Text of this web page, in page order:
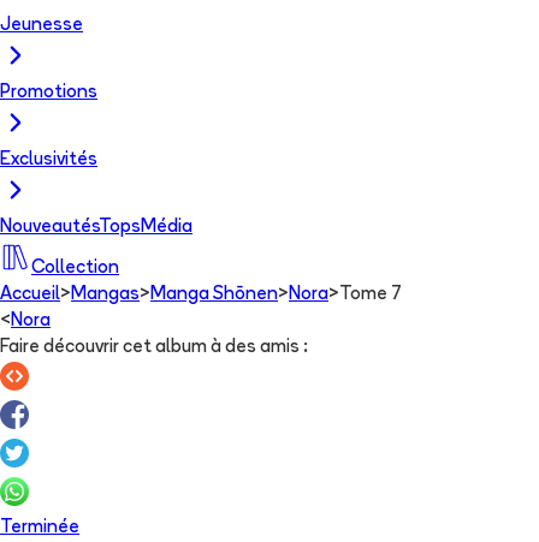
Jeunesse
Promotions
Exclusivités
NouveautésTops Média
Collection
Accueil> Mangas> Manga Shōnen> Nora> Tome 7
< Nora
Faire découvrir cet album à des amis :
Terminée